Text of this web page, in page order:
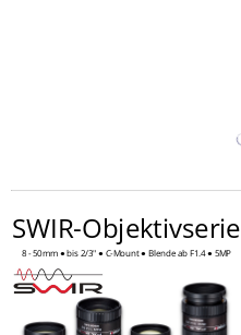
SWIR-Objektivserie
8 - 50mm ● bis 2/3" ● C-Mount ● Blende ab F1.4 ● 5MP